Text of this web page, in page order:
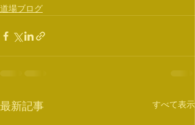
道場ブログ
最新記事 すべて表示